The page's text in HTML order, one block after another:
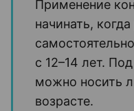
Применение
начинать,
с 12–14 лет.
можно носить
возрасте.